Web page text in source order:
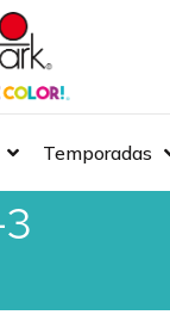
Temporadas